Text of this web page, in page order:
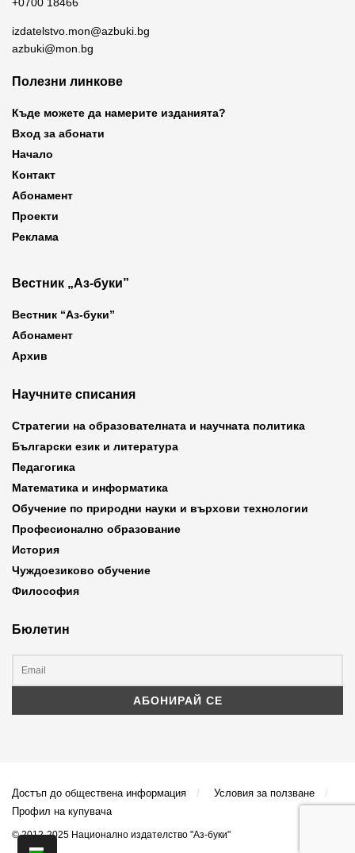
izdatelstvo.mon@azbuki.bg
azbuki@mon.bg
Полезни линкове
Къде можете да намерите изданията?
Вход за абонати
Начало
Контакт
Абонамент
Проекти
Реклама
Вестник „Аз-буки”
Вестник “Аз-буки”
Абонамент
Архив
Научните списания
Стратегии на образователната и научната политика
Български език и литература
Педагогика
Математика и информатика
Обучение по природни науки и върхови технологии
Професионално образование
История
Чуждоезиково обучение
Философия
Бюлетин
Достъп до обществена информация
Условия за ползване
Профил на купувача
© 2012-2025 Национално издателство "Аз-буки"